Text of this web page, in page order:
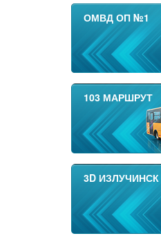
ОМВД ОП №1
103 МАРШРУТ
3D ИЗЛУЧИНСК